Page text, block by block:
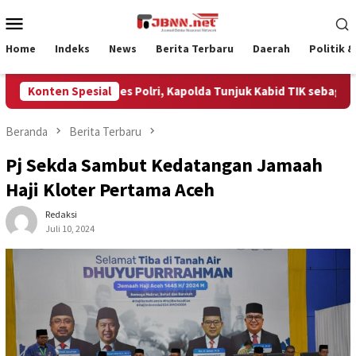
ke
Mobile
Home Indeks News Berita Terbaru Daerah Politik &
Konten Spesial
Mabes Polri, Kapolda Tunjuk Kabid TIK sebagai
Beranda Berita Terbaru
Pj Sekda Sambut Kedatangan Jamaah
Haji Kloter Pertama Aceh
Redaksi
Juli 10, 2024